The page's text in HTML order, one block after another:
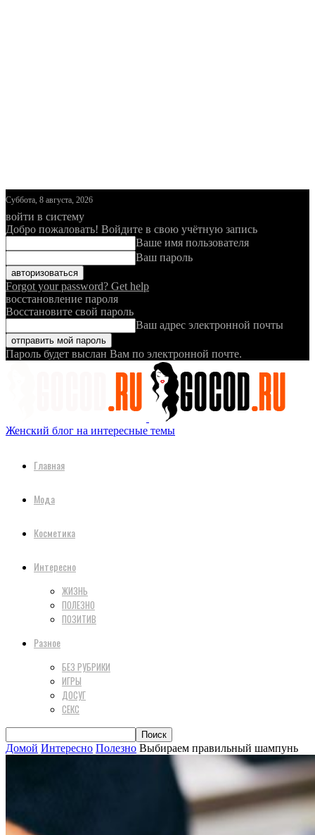
Суббота, 8 августа, 2026
войти в систему
Добро пожаловать! Войдите в свою учётную запись
Ваше имя пользователя
Ваш пароль
Forgot your password? Get help
восстановление пароля
Восстановите свой пароль
Ваш адрес электронной почты
Пароль будет выслан Вам по электронной почте.
Женский блог на интересные темы
Главная
Мода
Косметика
Интересно
ЖИЗНЬ
ПОЛЕЗНО
ПОЗИТИВ
Разное
БЕЗ РУБРИКИ
ИГРЫ
ДОСУГ
СЕКС
Домой Интересно Полезно Выбираем правильный шампунь